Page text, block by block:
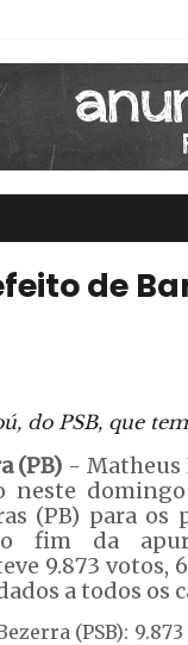
de
do PSB, que tem
(PB) - Matheus
neste
(PB) para os
fim da
9.873 votos,
a todos os
(PSB):